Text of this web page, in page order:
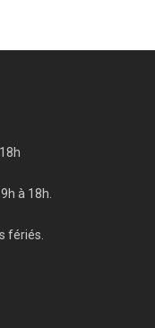
à 18h.
fériés.